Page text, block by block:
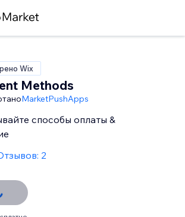
Wix
Methods
MarketPushApps
способы оплаты &
2